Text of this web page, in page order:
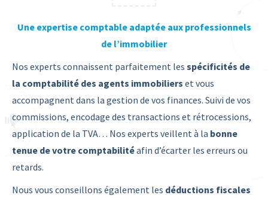
Une expertise comptable adaptée aux professionnels
de l’immobilier
Nos experts connaissent parfaitement les spécificités de
la comptabilité des agents immobiliers et vous
accompagnent dans la gestion de vos finances. Suivi de vos
commissions, encodage des transactions et rétrocessions,
application de la TVA… Nos experts veillent à la bonne
tenue de votre comptabilitéafin d’écarter les erreurs ou
retards.
Nous vous conseillons également les déductions fiscales